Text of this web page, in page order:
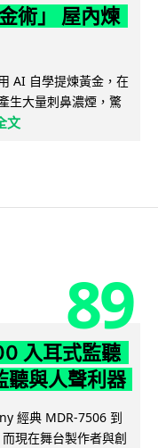
術」 屋內煉
AI 自學提煉黃金，在
生大量刺鼻濃煙，驚
文
89
入耳式監聽
聽與人聲利器
經典 MDR-7506 到
現在舞台製作者與創